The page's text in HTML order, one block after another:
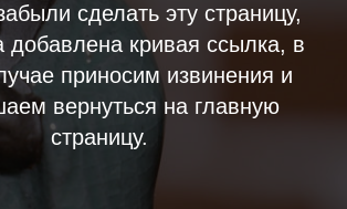
сделать эту страницу,
кривая ссылка, в
приносим извинения и
вернуться на главную
страницу.